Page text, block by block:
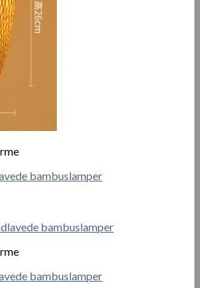
bambuslamper
bambuslamper